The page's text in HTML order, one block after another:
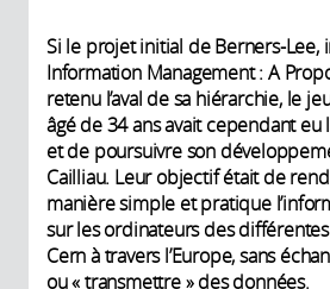
Si le projet initial de Berners-Lee,
Information Management : A
retenu l’aval de sa hiérarchie, le
âgé de 34 ans avait cependant eu
et de poursuivre son
Cailliau. Leur objectif était de
manière simple et pratique
sur les ordinateurs des
Cern à travers l’Europe, sans
ou « transmettre » des données.